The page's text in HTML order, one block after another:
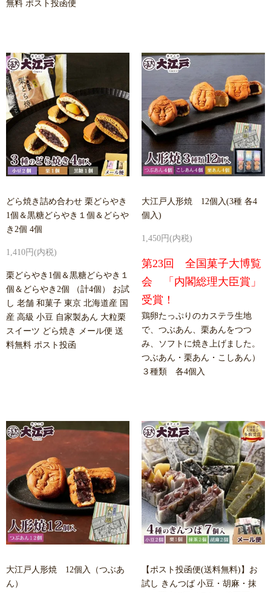
無料 ポスト投函便
どら焼き詰め合わせ 栗どらやき
1個＆黒糖どらやき１個＆どらや
き2個 4個
1,410円(内税)
栗どらやき1個＆黒糖どらやき１
個＆どらやき2個 （計4個） お試
し 老舗 和菓子 東京 北海道産 国
産 高級 小豆 自家製あん 大粒栗
スイーツ どら焼き メール便 送
料無料 ポスト投函
大江戸人形焼 12個入(3種 各4
個入)
1,450円(内税)
第23回 全国菓子大博覧
会 「内閣総理大臣賞」
受賞！
鶏卵たっぷりのカステラ生地
で、つぶあん、栗あんをつつ
み、ソフトに焼き上げました。
つぶあん・栗あん・こしあん）
３種類 各4個入
大江戸人形焼 12個入（つぶあ
ん）
【ポスト投函便(送料無料)】お
試し きんつば 小豆・胡麻・抹